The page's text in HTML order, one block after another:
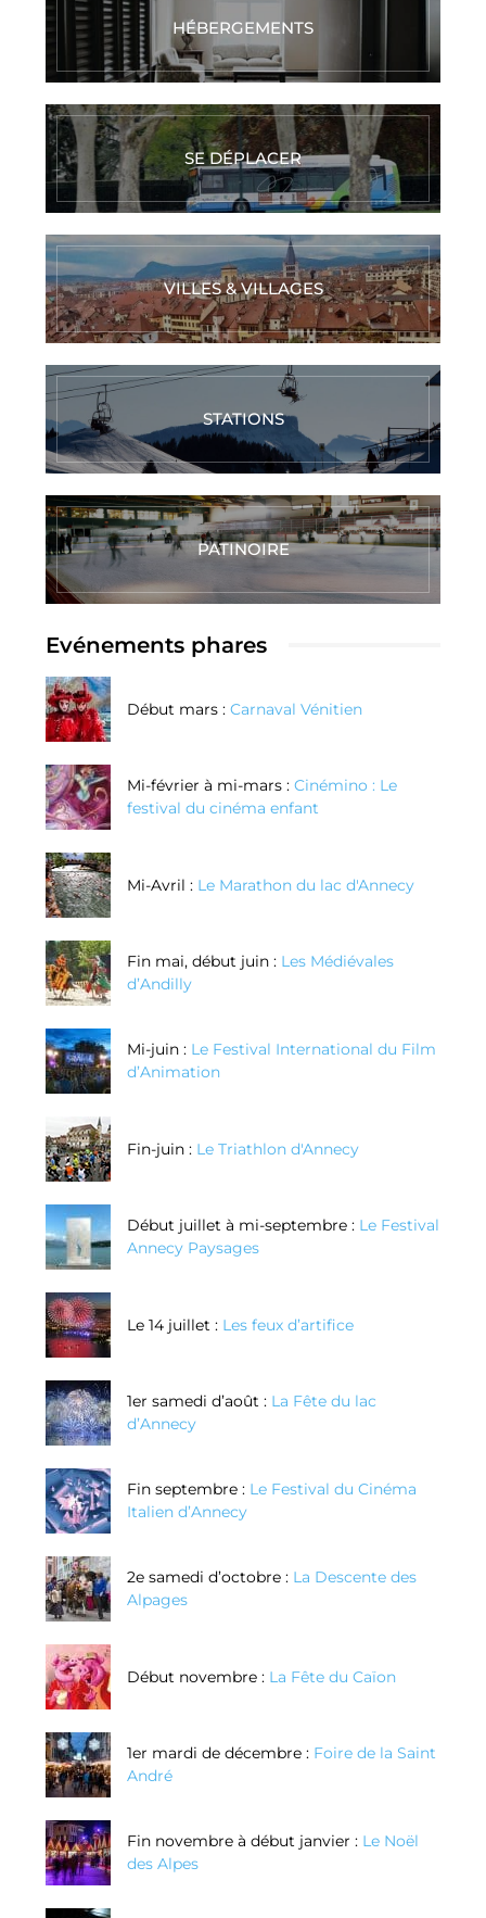
HÉBERGEMENTS
SE DÉPLACER
VILLES & VILLAGES
STATIONS
PATINOIRE
Evénements phares
Début mars : Carnaval Vénitien
Mi-février à mi-mars : Cinémino : Le
festival du cinéma enfant
Mi-Avril : Le Marathon du lac d'Annecy
Fin mai, début juin : Les Médiévales
d’Andilly
Mi-juin : Le Festival International du Film
d’Animation
Fin-juin : Le Triathlon d'Annecy
Début juillet à mi-septembre : Le Festival
Annecy Paysages
Le 14 juillet : Les feux d’artifice
1er samedi d’août : La Fête du lac
d’Annecy
Fin septembre : Le Festival du Cinéma
Italien d’Annecy
2e samedi d’octobre : La Descente des
Alpages
Début novembre : La Fête du Caïon
1er mardi de décembre : Foire de la Saint
André
Fin novembre à début janvier : Le Noël
des Alpes